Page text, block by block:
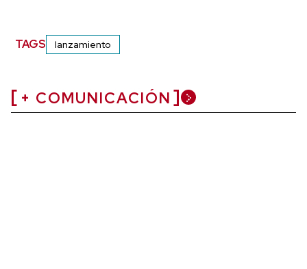
TAGS lanzamiento
+ COMUNICACIÓN